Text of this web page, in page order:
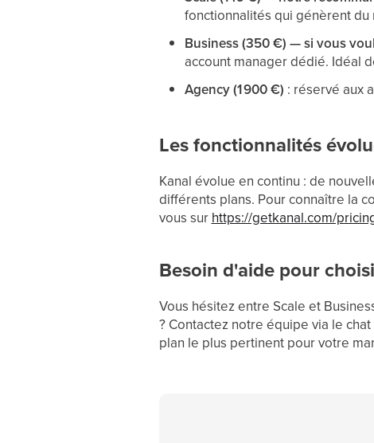
fonctionnalités qui génèrent du
Business (350 €) — si vous
account manager dédié. Idéal
Agency (1 900 €) : réservé aux
Les fonctionnalités
Kanal évolue en continu : de
différents plans. Pour connaître la
vous sur https://getkanal.com/
Besoin d'aide pour
Vous hésitez entre Scale et
? Contactez notre équipe via le
plan le plus pertinent pour votre